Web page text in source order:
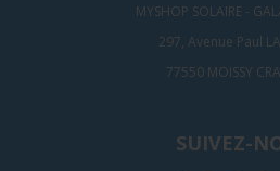
MYSHOP SOLAIRE -
297, Avenue Paul
77550 MOISSY
SUIVEZ-